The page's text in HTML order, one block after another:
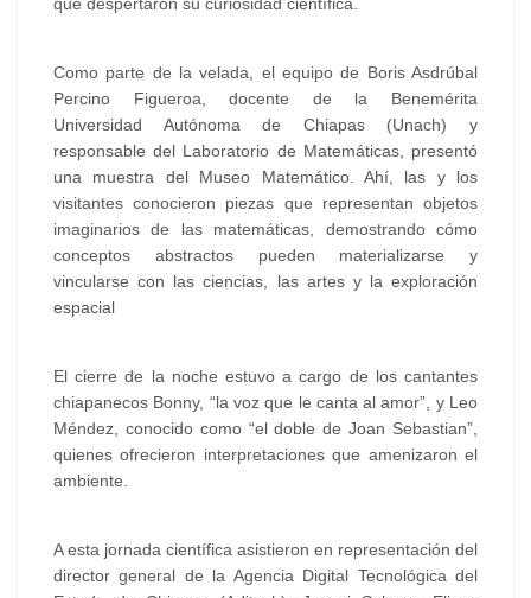
Como parte de la velada, el equipo de Boris Asdrúbal
Percino Figueroa, docente de la Benemérita
Universidad Autónoma de Chiapas (Unach) y
responsable del Laboratorio de Matemáticas, presentó
una muestra del Museo Matemático. Ahí, las y los
visitantes conocieron piezas que representan objetos
imaginarios de las matemáticas, demostrando cómo
conceptos abstractos pueden materializarse y
vincularse con las ciencias, las artes y la exploración
espacial
El cierre de la noche estuvo a cargo de los cantantes
chiapanecos Bonny, “la voz que le canta al amor”, y Leo
Méndez, conocido como “el doble de Joan Sebastian”,
quienes ofrecieron interpretaciones que amenizaron el
ambiente.
A esta jornada científica asistieron en representación del
director general de la Agencia Digital Tecnológica del